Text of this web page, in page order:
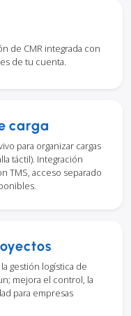
de CMR integrada con
de tu cuenta.
carga
para organizar cargas
táctil). Integración
TMS, acceso separado
gestión logística de
mejora el control, la
para empresas